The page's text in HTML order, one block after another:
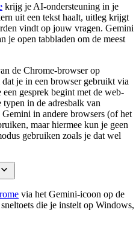
krijg je AI-ondersteuning in je
uit een tekst haalt, uitleg krijgt
vindt op jouw vragen. Gemini
je open tabbladen om de meest
de Chrome-browser op
je in een browser gebruikt via
gesprek begint met de web-
in de adresbalk van
in andere browsers (of het
maar hiermee kun je geen
gebruiken zoals je dat wel
via het Gemini-icoon op de
die je instelt op Windows,